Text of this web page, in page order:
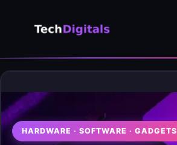
HARDWARE · SOFTWARE · GADGETS